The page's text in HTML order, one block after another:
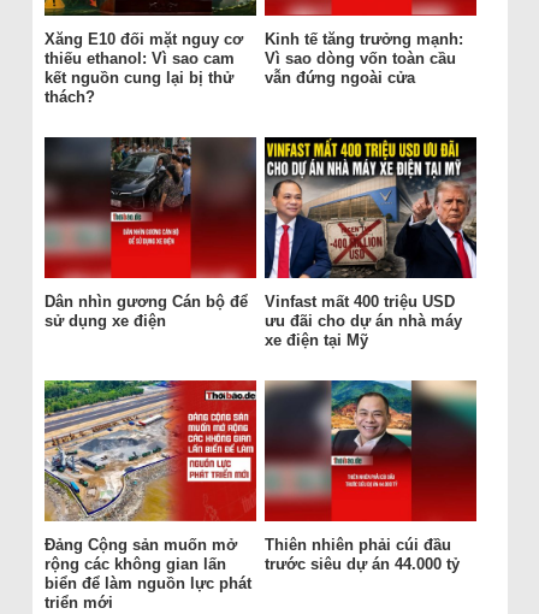
Xăng E10 đối mặt nguy cơ
thiếu ethanol: Vì sao cam
kết nguồn cung lại bị thử
thách?
Kinh tế tăng trưởng mạnh:
Vì sao dòng vốn toàn cầu
vẫn đứng ngoài cửa
Dân nhìn gương Cán bộ để
sử dụng xe điện
Vinfast mất 400 triệu USD
ưu đãi cho dự án nhà máy
xe điện tại Mỹ
Đảng Cộng sản muốn mở
rộng các không gian lấn
biển để làm nguồn lực phát
triển mới
Thiên nhiên phải cúi đầu
trước siêu dự án 44.000 tỷ